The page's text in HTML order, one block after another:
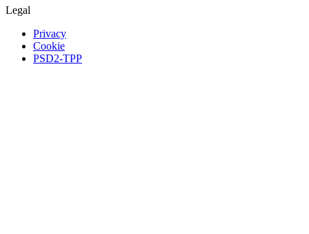
Legal
Privacy
Cookie
PSD2-TPP